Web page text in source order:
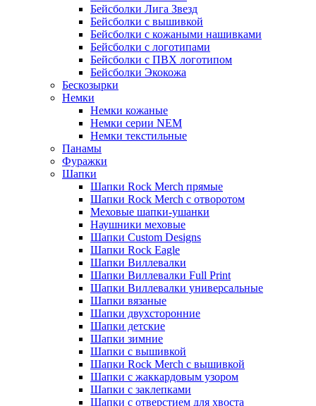
Бейсболки Лига Звезд
Бейсболки с вышивкой
Бейсболки с кожаными нашивками
Бейсболки с логотипами
Бейсболки с ПВХ логотипом
Бейсболки Экокожа
Бескозырки
Немки
Немки кожаные
Немки серии NEM
Немки текстильные
Панамы
Фуражки
Шапки
Шапки Rock Merch прямые
Шапки Rock Merch с отворотом
Меховые шапки-ушанки
Наушники меховые
Шапки Custom Designs
Шапки Rock Eagle
Шапки Виллевалки
Шапки Виллевалки Full Print
Шапки Виллевалки универсальные
Шапки вязаные
Шапки двухсторонние
Шапки детские
Шапки зимние
Шапки с вышивкой
Шапки Rock Merch с вышивкой
Шапки с жаккардовым узором
Шапки с заклепками
Шапки с отверстием для хвоста